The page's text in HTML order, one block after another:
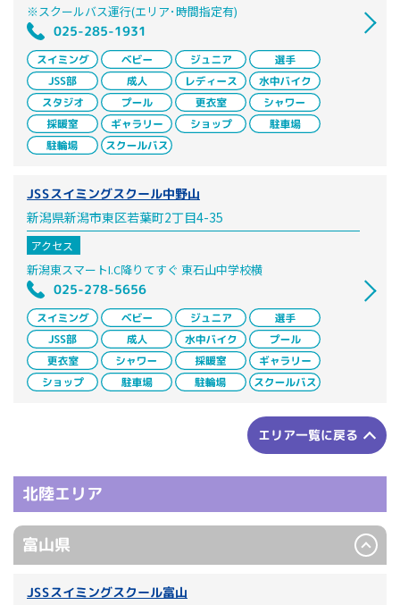
※スクールバス運行(エリア･時間指定有)
025-285-1931
JSSスイミングスクール中野山
新潟県新潟市東区若葉町2丁目4-35
アクセス
新潟東スマートI.C降りてすぐ 東石山中学校横
025-278-5656
エリア一覧に戻る
北陸エリア
富山県
JSSスイミングスクール富山